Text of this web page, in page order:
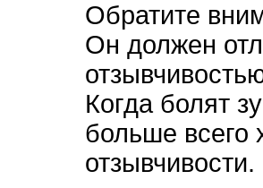
Обратите
Он должен
Когда болят
больше всего
отзывчивости.